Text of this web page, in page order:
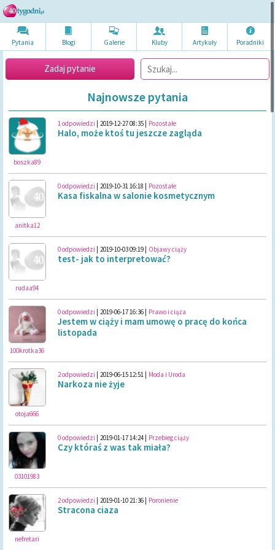
Pytania Blogi Galerie Kluby Artykuły Poradniki
Zadaj pytanie
Najnowsze pytania
boszka89
1 odpowiedzi 2019-12-27 08:35 Pozostałe
Halo, może ktoś tu jeszcze zagląda
anitka12
0 odpowiedzi 2019-10-31 16:18 Pozostałe
Kasa fiskalna w salonie kosmetycznym
rudaa94
0 odpowiedzi | 2019-10-03 09:19 | Objawy ciąży
test- jak to interpretować?
100krotka36
0 odpowiedzi 2019-06-17 16:36 Prawo i ciąża
Jestem w ciąży i mam umowę o pracę do końca
listopada
otoja666
2 odpowiedzi 2019-06-15 12:51 Moda i Uroda
Narkoza nie żyje
03101983
0 odpowiedzi | 2019-01-17 14:24 | Przebieg ciąży
Czy któraś z was tak miała?
nefretari
2 odpowiedzi | 2019-01-10 21:36 | Poronienie
Stracona ciaza